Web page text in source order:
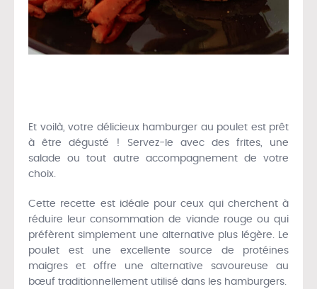
Et voilà, votre délicieux hamburger au poulet est prêt
à être dégusté ! Servez-le avec des frites, une
salade ou tout autre accompagnement de votre
choix.
Cette recette est idéale pour ceux qui cherchent à
réduire leur consommation de viande rouge ou qui
préfèrent simplement une alternative plus légère. Le
poulet est une excellente source de protéines
maigres et offre une alternative savoureuse au
bœuf traditionnellement utilisé dans les hamburgers.